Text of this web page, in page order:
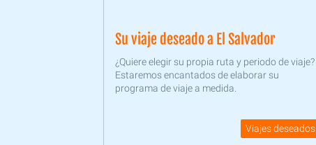
Su viaje deseado a El Salvador
¿Quiere elegir su propia ruta y periodo de viaje?
Estaremos encantados de elaborar su
programa de viaje a medida.
Viajes deseados